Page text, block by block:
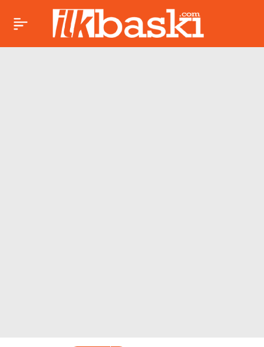
Animasyondan
gerilime… 8 film